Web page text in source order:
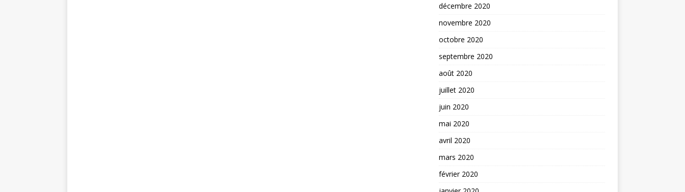
décembre 2020
novembre 2020
octobre 2020
septembre 2020
août 2020
juillet 2020
juin 2020
mai 2020
avril 2020
mars 2020
février 2020